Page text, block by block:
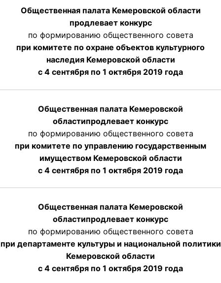
Общественная палата Кемеровской области
продлевает конкурс
по формированию общественного совета
при комитете по охране объектов культурного
наследия Кемеровской области
с 4 сентября по 1 октября 2019 года
Общественная палата Кемеровской
областипродлевает конкурс
по формированию общественного совета
при комитете по управлению государственным
имуществом Кемеровской области
с 4 сентября по 1 октября 2019 года
Общественная палата Кемеровской
областипродлевает конкурс
по формированию общественного совета
при департаменте культуры и национальной политики
Кемеровской области
с 4 сентября по 1 октября 2019 года